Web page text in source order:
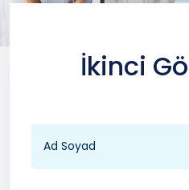
İkinci